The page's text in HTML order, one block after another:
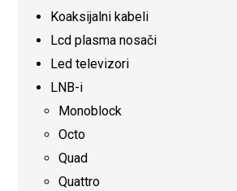
Koaksijalni kabeli
Lcd plasma nosači
Led televizori
LNB-i
Monoblock
Octo
Quad
Quattro